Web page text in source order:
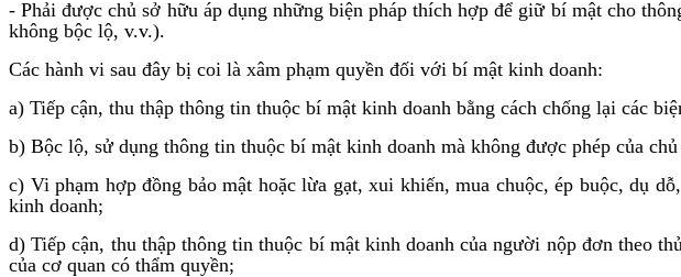
- Phải được chủ sở hữu áp dụng những biện pháp thích hợp để giữ bí mật cho
không bộc lộ, v.v.).
Các hành vi sau đây bị coi là xâm phạm quyền đối với bí mật kinh doanh:
a) Tiếp cận, thu thập thông tin thuộc bí mật kinh doanh bằng cách chống lại các
b) Bộc lộ, sử dụng thông tin thuộc bí mật kinh doanh mà không được phép của
c) Vi phạm hợp đồng bảo mật hoặc lừa gạt, xui khiến, mua chuộc, ép buộc, dụ
kinh doanh;
d) Tiếp cận, thu thập thông tin thuộc bí mật kinh doanh của người nộp đơn theo
của cơ quan có thẩm quyền;